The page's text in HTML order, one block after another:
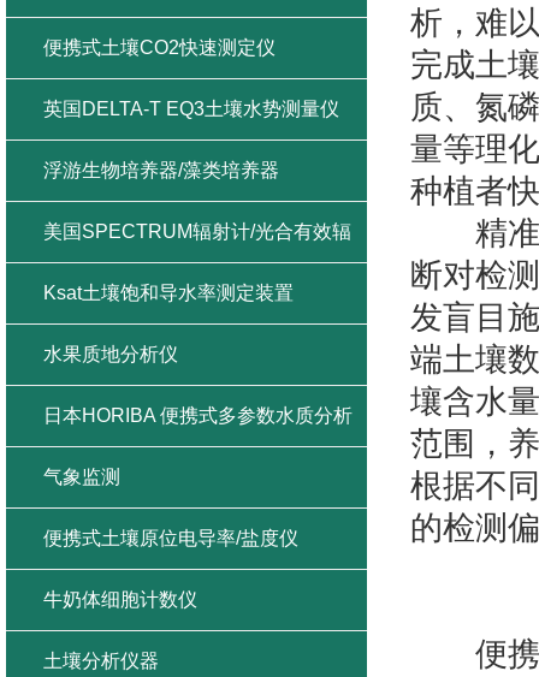
析，难
完成土
质、氮
量等理
种植者
精准
断对检
发盲目
端土壤
壤含水
范围，
根据不
的检测
便携
便携式土壤CO2快速测定仪
英国DELTA-T EQ3土壤水势测量仪
浮游生物培养器/藻类培养器
美国SPECTRUM辐射计/光合有效辐
射/紫外辐射/总辐射
Ksat土壤饱和导水率测定装置
水果质地分析仪
日本HORIBA 便携式多参数水质分析
仪
气象监测
便携式土壤原位电导率/盐度仪
牛奶体细胞计数仪
土壤分析仪器